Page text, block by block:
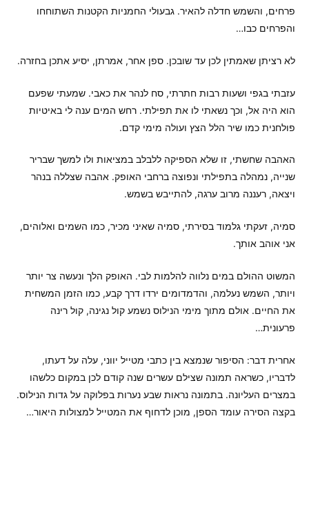
פרחים, והשמש חדלה להאיר. גבעולי החמניות הקטנות השתוחחו
והפרחים כבו…
לא רציתן שאמתין לכן עד שובכן. ספן אחר, אמרתן, יסיע אתכן בחזרה.
עזבתי בגפי ושעות רבות חתרתי, סח לנהר את כאבי. שמעתי שפעם
הוא היה אל, וכך נשאתי לו את תפילתי. רחש המים ענה לי באיטיות
פולחנית כמו שיר הלל הצץ ועולה מימי קדם.
האהבה שחשתי, זו שלא הספיקה ללבלב במציאות ולו למשך שבריר
שנייה, נמהלה בתפילתי ונפוצה ברחבי האופק. אהבה שצללה בנהר
ויצאה, רעננה מרוב ערגה, להתייבש בשמש.
סמיה, זעקתי גלמוד בסירתי, סמיה שאיני מכיר, כמו השמים ואלוהים,
אני אוהב אותך.
המשוט ההולם במים נלווה להלמות לבי. האופק הלך ונעשה צר יותר
ויותר, השמש נעלמה, והדמדומים ירדו דרך קבע, כמו הזמן המשחית
את החיים. אולם מתוך מימי הנילוס נשמע קול נגינה, קול רינה
פרעונית…
אחרית דבר: הסיפור שנמצא בין כתבי מטייל יווני, עלה על דעתו,
לדבריו, כשראה תמונה שצילם עשרים שנה קודם לכן במקום כלשהו
במצרים העליונה. בתמונה נראות שבע נערות בפלוקה על גדות הנילוס.
בקצה הסירה עומד הספן, מוכן לדחוף את המטייל למצולות היאור…